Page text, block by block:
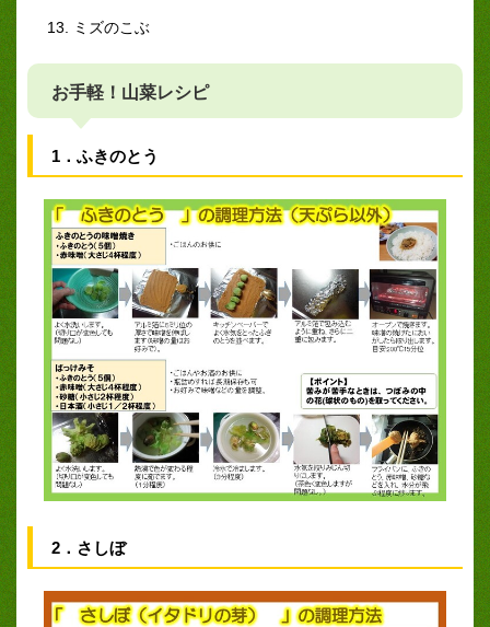
ミズのこぶ
お手軽！山菜レシピ
1．ふきのとう
2．さしぼ